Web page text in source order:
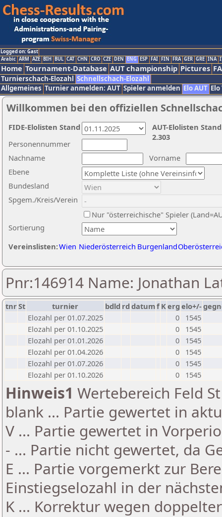
Logged on: Gast
Arabic ARM AZE BIH BUL CAT CHN CRO CZE DEN ENG ESP FAI FIN FRA GER GRE INA
Home Tournament-Database AUT championship Pictures
Turnierschach-Elozahl Schnellschach-Elozahl
Allgemeines Turnier anmelden: AUT Spieler anmelden Elo AUT
Willkommen bei den offiziellen
Nachname
Vorname
Ebene
Sortierung
Personennummer
Bundesland
Spgem./Kreis/Verein
Nur "österreichische" Spieler
Vereinslisten:Wien Niederösterreich Burgenland
AUT-Elolisten
2.303
FIDE-Elolisten Stand
Pnr:146914 Name: Jonathan
tnrSt turnier bdld rd datumf Kerg elo+/-
Elozahl per 01.07.2025
0
1545
Elozahl per 01.10.2025
0
1545
Elozahl per 01.01.2026
0
1545
Elozahl per 01.04.2026
0
1545
Elozahl per 01.07.2026
0
1545
Elozahl per 01.10.2026
0 1545
Hinweis1 Wertebereich Feld
blank ... Partie gewertet in
V ... Partie gewertet in
- ... Partie nicht gewertet, da
E ... Partie vorgemerkt zur
Einstiegselozahl in der
K ... Korrektur wegen